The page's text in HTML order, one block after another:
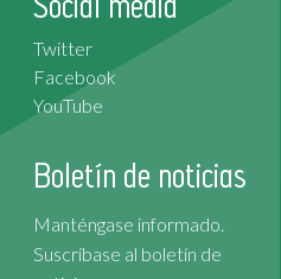
Twitter
Facebook
YouTube
Boletín de noticias
Manténgase informado.
Suscríbase al boletín de